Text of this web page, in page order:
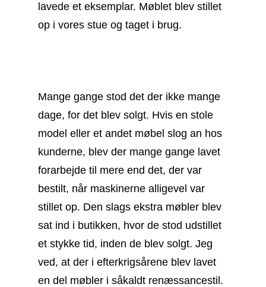
lavede et eksemplar. Møblet blev stillet
op i vores stue og taget i brug.
Mange gange stod det der ikke mange
dage, for det blev solgt. Hvis en stole
model eller et andet møbel slog an hos
kunderne, blev der mange gange lavet
forarbejde til mere end det, der var
bestilt, når maskinerne alligevel var
stillet op. Den slags ekstra møbler blev
sat ind i butikken, hvor de stod udstillet
et stykke tid, inden de blev solgt. Jeg
ved, at der i efterkrigsårene blev lavet
en del møbler i såkaldt renæssancestil.